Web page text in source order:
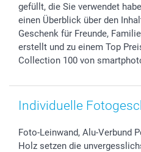
smartfriends
smartgarantie
smartbonus
gefüllt, die Sie verwendet
einen Überblick über den
Geschenk für Freunde,
erstellt und zu einem Top
Collection 100 von
Individuelle
Foto-Leinwand, Alu-Verbund
Holz setzen die